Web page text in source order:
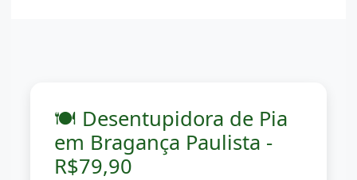
🍽️ Desentupidora de Pia
em Bragança Paulista -
R$79,90